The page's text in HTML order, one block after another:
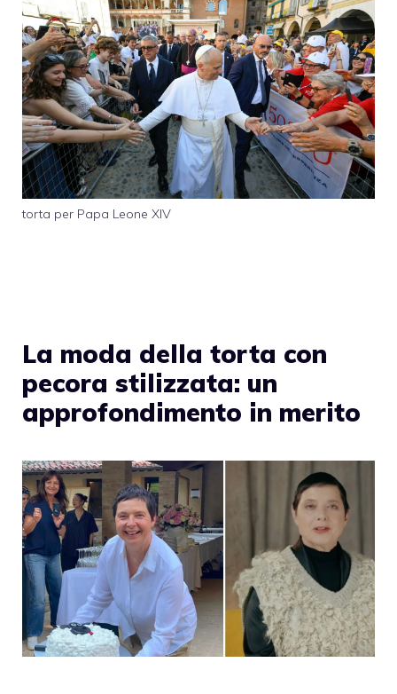
torta per Papa Leone XIV
La moda della torta con
pecora stilizzata: un
approfondimento in merito